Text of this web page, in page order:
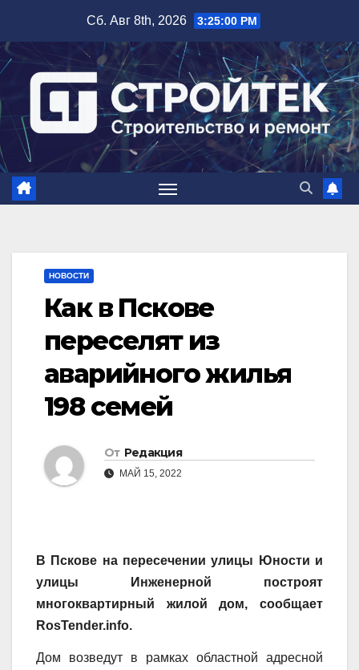
содержимому
Сб. Авг 8th, 2026 3:25:01 PM
НОВОСТИ
Как в Пскове
переселят из
аварийного жилья
198 семей
От Редакция
МАЙ 15, 2022
В Пскове на пересечении улицы Юности и
улицы Инженерной построят
многоквартирный жилой дом, сообщает
RosTender.info.
Дом возведут в рамках областной адресной